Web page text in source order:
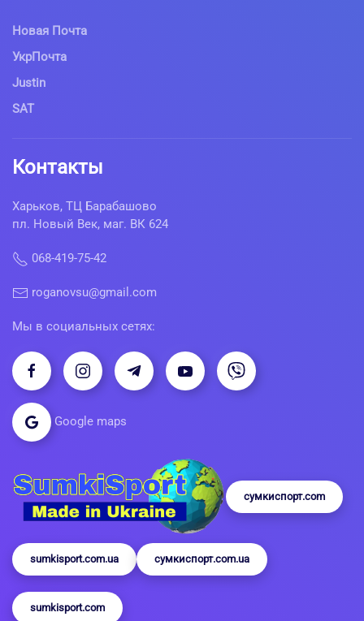
Новая Почта
УкрПочта
Justin
SAT
Контакты
Харьков, ТЦ Барабашово
пл. Новый Век, маг. ВК 624
068-419-75-42
roganovsu@gmail.com
Мы в социальных сетях:
Google maps
сумкиспорт.com
sumkisport.com.ua сумкиспорт.com.ua
sumkisport.com